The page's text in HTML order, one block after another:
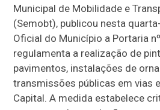
Municipal de Mobilidade e
(Semobt), publicou nesta
Oficial do Município a Portaria
regulamenta a realização de
pavimentos, instalações de
transmissões públicas em vias
Capital. A medida estabelece